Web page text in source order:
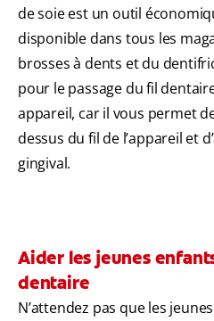
de soie est un outil
disponible dans tous les
brosses à dents et du
pour le passage du fil
appareil, car il vous permet
dessus du fil de l’appareil et
gingival.
Aider les jeunes
dentaire
N’attendez pas que les